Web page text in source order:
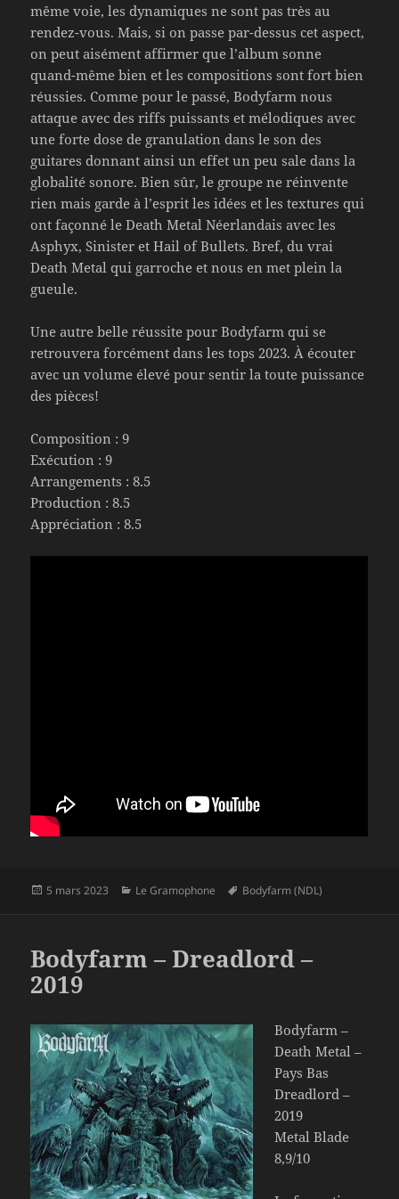
même voie, les dynamiques ne sont pas très au
rendez-vous. Mais, si on passe par-dessus cet aspect,
on peut aisément affirmer que l’album sonne
quand-même bien et les compositions sont fort bien
réussies. Comme pour le passé, Bodyfarm nous
attaque avec des riffs puissants et mélodiques avec
une forte dose de granulation dans le son des
guitares donnant ainsi un effet un peu sale dans la
globalité sonore. Bien sûr, le groupe ne réinvente
rien mais garde à l’esprit les idées et les textures qui
ont façonné le Death Metal Néerlandais avec les
Asphyx, Sinister et Hail of Bullets. Bref, du vrai
Death Metal qui garroche et nous en met plein la
gueule.
Une autre belle réussite pour Bodyfarm qui se
retrouvera forcément dans les tops 2023. À écouter
avec un volume élevé pour sentir la toute puissance
des pièces!
Composition : 9
Exécution : 9
Arrangements : 8.5
Production : 8.5
Appréciation : 8.5
Publié
5 mars 2023 Catégories
Le Gramophone
Mots-
Bodyfarm (NDL)
Bodyfarm – Dreadlord –
2019
Bodyfarm –
Death Metal –
Pays Bas
Dreadlord –
2019
Metal Blade
8,9/10